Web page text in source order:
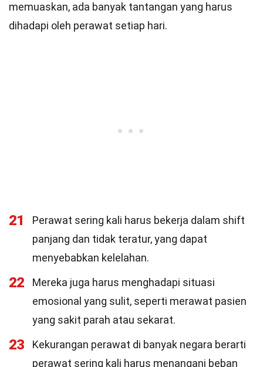
memuaskan, ada banyak tantangan yang harus
dihadapi oleh perawat setiap hari.
21
Perawat sering kali harus bekerja dalam shift
panjang dan tidak teratur, yang dapat
menyebabkan kelelahan.
22
Mereka juga harus menghadapi situasi
emosional yang sulit, seperti merawat pasien
yang sakit parah atau sekarat.
23
Kekurangan perawat di banyak negara berarti
perawat sering kali harus menangani beban